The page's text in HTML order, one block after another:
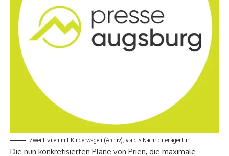
Zwei Frauen mit Kinderwagen (Archiv), via dts Nachrichtenagentur
Die nun konkretisierten Pläne von Prien, die maximale